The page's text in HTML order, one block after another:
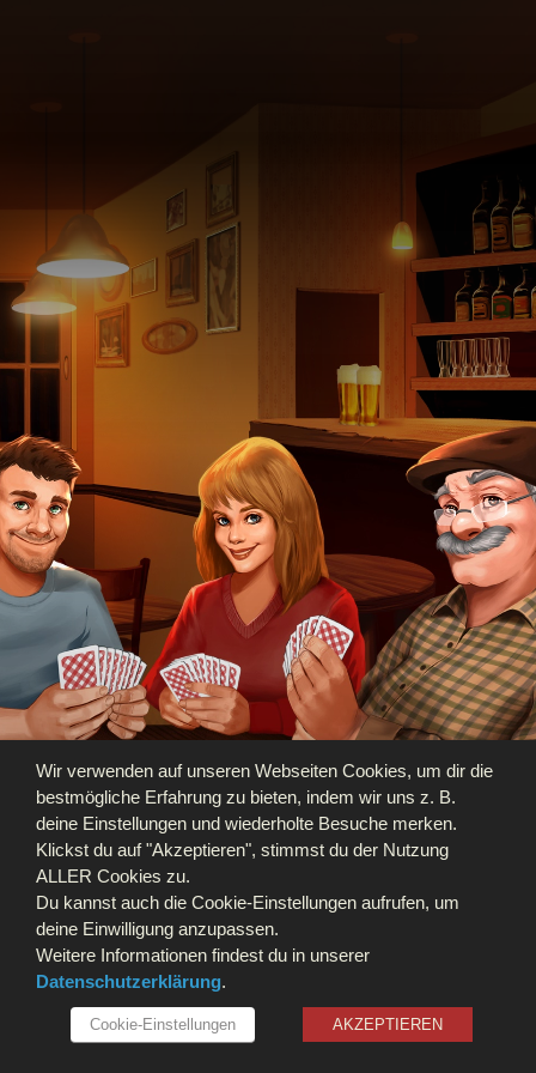
Wir verwenden auf unseren Webseiten Cookies, um dir die
bestmögliche Erfahrung zu bieten, indem wir uns z. B.
deine Einstellungen und wiederholte Besuche merken.
Klickst du auf "Akzeptieren", stimmst du der Nutzung
ALLER Cookies zu.
Du kannst auch die Cookie-Einstellungen aufrufen, um
deine Einwilligung anzupassen.
Weitere Informationen findest du in unserer
Datenschutzerklärung.
Cookie-Einstellungen AKZEPTIEREN